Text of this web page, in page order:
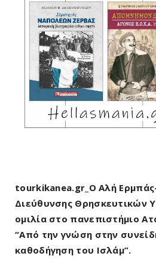
tourkikanea.gr_Ο Αλή
Διεύθυνσης Θρησκευτικών
ομιλία στο πανεπιστήμιο
“Από την γνώση στην
καθοδήγηση του Ισλάμ”.